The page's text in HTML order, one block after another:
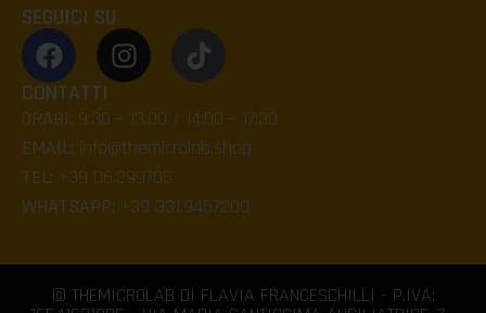
SEGUICI SU
CONTATTI
ORARI: 9:30 – 13:00 / 14:00 – 17:30
EMAIL: info@themicrolab.shop
TEL: +39 06.299705
WHATSAPP: +39 331.9457200
© THEMICROLAB DI FLAVIA FRANCESCHILLI - P.IVA: